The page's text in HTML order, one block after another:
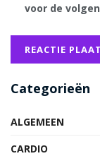
voor de
Categorieën
ALGEMEEN
CARDIO